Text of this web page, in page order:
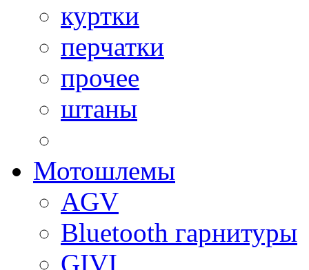
куртки
перчатки
прочее
штаны
Мотошлемы
AGV
Bluetooth гарнитуры
GIVI